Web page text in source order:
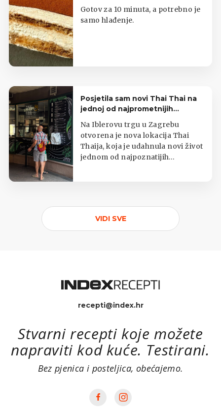
Gotov za 10 minuta, a potrebno je
samo hlađenje.
Posjetila sam novi Thai Thai na
jednoj od najprometnijih
zagrebačkih lokacija
Na Iblerovu trgu u Zagrebu
otvorena je nova lokacija Thai
Thaija, koja je udahnula novi život
jednom od najpoznatijih
VIDI SVE
recepti@index.hr
Stvarni recepti koje možete
napraviti kod kuće. Testirani.
Bez pjenica i posteljica, obećajemo.